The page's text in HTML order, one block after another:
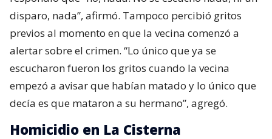
disparo, nada”, afirmó. Tampoco percibió gritos
previos al momento en que la vecina comenzó a
alertar sobre el crimen. “Lo único que ya se
escucharon fueron los gritos cuando la vecina
empezó a avisar que habían matado y lo único que
decía es que mataron a su hermano”, agregó.
Homicidio en La Cisterna